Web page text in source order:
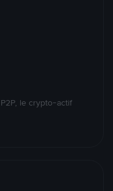
le crypto-actif